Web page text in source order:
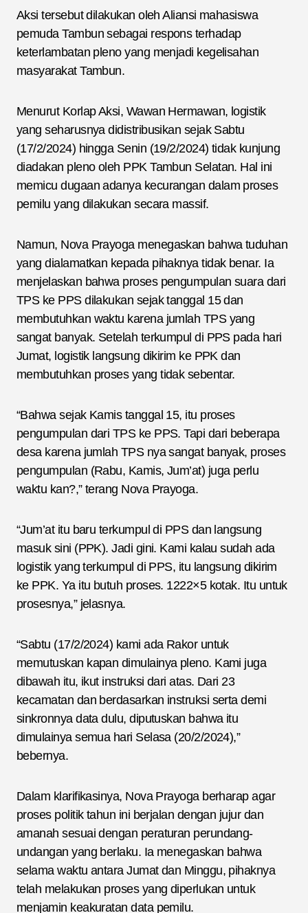
Aksi tersebut dilakukan oleh Aliansi mahasiswa
pemuda Tambun sebagai respons terhadap
keterlambatan pleno yang menjadi kegelisahan
masyarakat Tambun.
Menurut Korlap Aksi, Wawan Hermawan, logistik
yang seharusnya didistribusikan sejak Sabtu
(17/2/2024) hingga Senin (19/2/2024) tidak kunjung
diadakan pleno oleh PPK Tambun Selatan. Hal ini
memicu dugaan adanya kecurangan dalam proses
pemilu yang dilakukan secara massif.
Namun, Nova Prayoga menegaskan bahwa tuduhan
yang dialamatkan kepada pihaknya tidak benar. Ia
menjelaskan bahwa proses pengumpulan suara dari
TPS ke PPS dilakukan sejak tanggal 15 dan
membutuhkan waktu karena jumlah TPS yang
sangat banyak. Setelah terkumpul di PPS pada hari
Jumat, logistik langsung dikirim ke PPK dan
membutuhkan proses yang tidak sebentar.
“Bahwa sejak Kamis tanggal 15, itu proses
pengumpulan dari TPS ke PPS. Tapi dari beberapa
desa karena jumlah TPS nya sangat banyak, proses
pengumpulan (Rabu, Kamis, Jum’at) juga perlu
waktu kan?,” terang Nova Prayoga.
“Jum’at itu baru terkumpul di PPS dan langsung
masuk sini (PPK). Jadi gini. Kami kalau sudah ada
logistik yang terkumpul di PPS, itu langsung dikirim
ke PPK. Ya itu butuh proses. 1222×5 kotak. Itu untuk
prosesnya,” jelasnya.
“Sabtu (17/2/2024) kami ada Rakor untuk
memutuskan kapan dimulainya pleno. Kami juga
dibawah itu, ikut instruksi dari atas. Dari 23
kecamatan dan berdasarkan instruksi serta demi
sinkronnya data dulu, diputuskan bahwa itu
dimulainya semua hari Selasa (20/2/2024),”
bebernya.
Dalam klarifikasinya, Nova Prayoga berharap agar
proses politik tahun ini berjalan dengan jujur dan
amanah sesuai dengan peraturan perundang-
undangan yang berlaku. Ia menegaskan bahwa
selama waktu antara Jumat dan Minggu, pihaknya
telah melakukan proses yang diperlukan untuk
menjamin keakuratan data pemilu.